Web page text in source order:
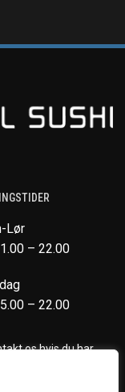
Lør
– 22.00
– 22.00
os hvis du har